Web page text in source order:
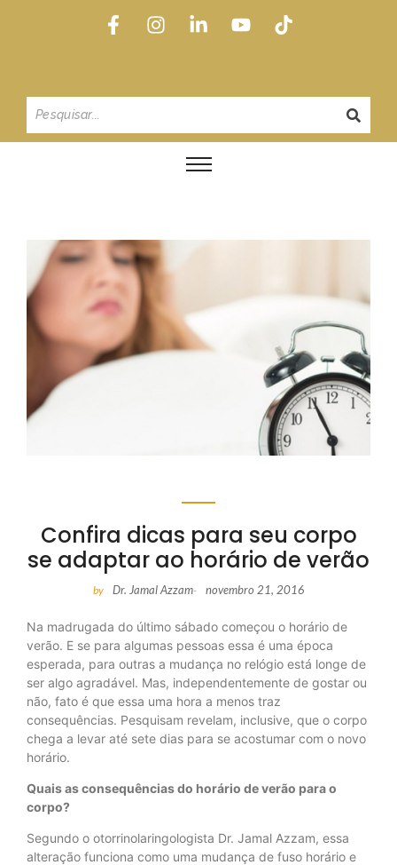
Confira dicas para seu corpo
se adaptar ao horário de verão
by Dr. Jamal Azzam- novembro 21, 2016
Na madrugada do último sábado começou o horário de
verão. E se para algumas pessoas essa é uma época
esperada, para outras a mudança no relógio está longe de
ser algo agradável. Mas, independentemente de gostar ou
não, fato é que essa uma hora a menos traz
consequências. Pesquisam revelam, inclusive, que o corpo
chega a levar até sete dias para se acostumar com o novo
horário.
Quais as consequências do horário de verão para o
corpo?
Segundo o otorrinolaringologista Dr. Jamal Azzam, essa
alteração funciona como uma mudança de fuso horário e